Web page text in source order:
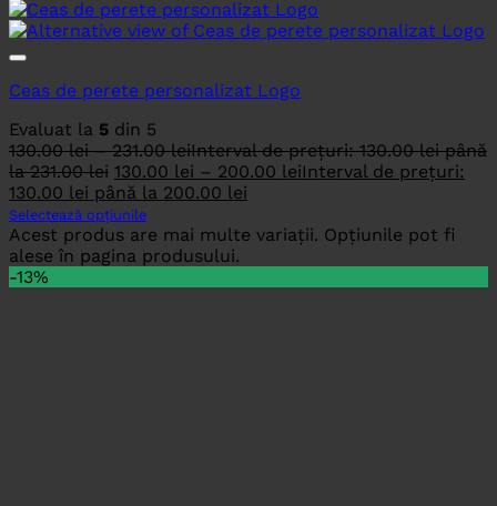
Ceas de perete personalizat Logo
Evaluat la 5 din 5
130.00lei – 231.00leiInterval de prețuri: 130.00 lei până
la 231.00 lei 130.00 lei – 200.00 leiInterval de prețuri:
130.00 lei până la 200.00 lei
Selectează opțiunile
Acest produs are mai multe variații. Opțiunile pot fi
alese în pagina produsului.
-13%